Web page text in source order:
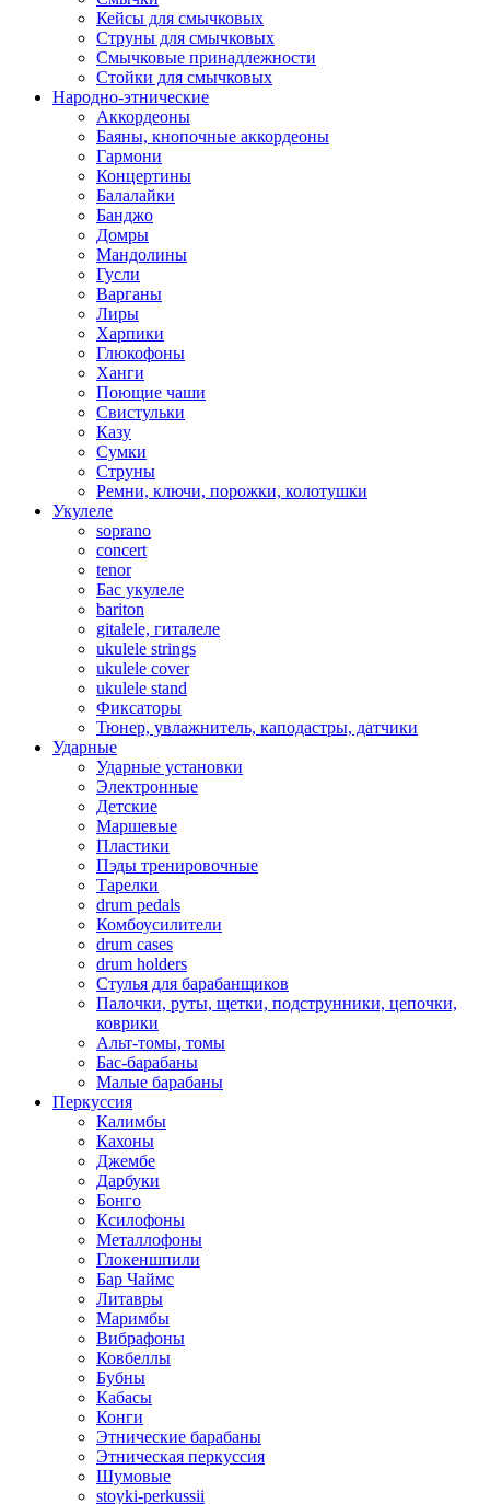
Кейсы для смычковых
Струны для смычковых
Смычковые принадлежности
Стойки для смычковых
Народно-этнические
Аккордеоны
Баяны, кнопочные аккордеоны
Гармони
Концертины
Балалайки
Банджо
Домры
Мандолины
Гусли
Варганы
Лиры
Харпики
Глюкофоны
Ханги
Поющие чаши
Свистульки
Казу
Сумки
Струны
Ремни, ключи, порожки, колотушки
Укулеле
soprano
concert
tenor
Бас укулеле
bariton
gitalele, гиталеле
ukulele strings
ukulele cover
ukulele stand
Фиксаторы
Тюнер, увлажнитель, каподастры, датчики
Ударные
Ударные установки
Электронные
Детские
Маршевые
Пластики
Пэды тренировочные
Тарелки
drum pedals
Комбоусилители
drum cases
drum holders
Стулья для барабанщиков
Палочки, руты, щетки, подструнники, цепочки,
коврики
Альт-томы, томы
Бас-барабаны
Малые барабаны
Перкуссия
Калимбы
Кахоны
Джембе
Дарбуки
Бонго
Ксилофоны
Металлофоны
Глокеншпили
Бар Чаймс
Литавры
Маримбы
Вибрафоны
Ковбеллы
Бубны
Кабасы
Конги
Этнические барабаны
Этническая перкуссия
Шумовые
stoyki-perkussii